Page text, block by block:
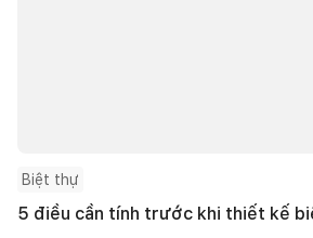
Biệt thự
5 điều cần tính trước khi thiết kế